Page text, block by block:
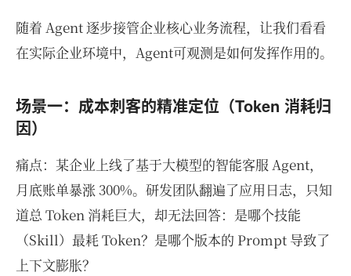
随着 Agent 逐步接管企业核心业务流程，让我们看看
在实际企业环境中，Agent可观测是如何发挥作用的。
场景一：成本刺客的精准定位（Token 消耗归
因）
痛点：某企业上线了基于大模型的智能客服 Agent，
月底账单暴涨 300%。研发团队翻遍了应用日志，只知
道总 Token 消耗巨大，却无法回答：是哪个技能
（Skill）最耗 Token？是哪个版本的 Prompt 导致了
上下文膨胀？